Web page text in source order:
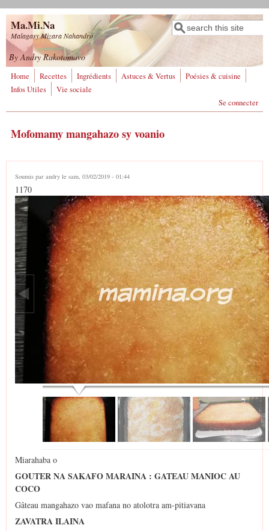
Aller au contenu principal
Ma.Mi.Na
Malagasy Mizara Nahandro
Formulaire de
recherche
Rechercher
By Andry Rakotomavo
Home Recettes Ingrédients Astuces & Vertus
Poésies & cuisine
Infos Utiles
Vie sociale
Se connecter
Mofomamy mangahazo sy voanio
Soumis par andry le sam, 03/02/2019 - 01:44
1170
Miarahaba o
GOUTER NA SAKAFO MARAINA : GATEAU MANIOC AU
COCO
Gâteau mangahazo vao mafana no atolotra am-pitiavana
ZAVATRA ILAINA